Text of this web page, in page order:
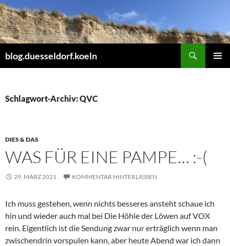
Zum
Inhalt
springen
blog.duesseldorf.koeln
Schlagwort-Archiv: QVC
DIES & DAS
WAS FÜR EINE PAMPE… :-(
29. MÄRZ 2021 KOMMENTAR HINTERLASSEN
Ich muss gestehen, wenn nichts besseres ansteht schaue ich
hin und wieder auch mal bei Die Höhle der Löwen auf VOX
rein. Eigentlich ist die Sendung zwar nur erträglich wenn man
zwischendrin vorspulen kann, aber heute Abend war ich dann